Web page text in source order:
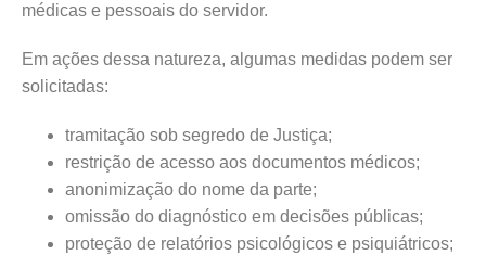
médicas e pessoais do servidor.
Em ações dessa natureza, algumas medidas podem ser
solicitadas:
tramitação sob segredo de Justiça;
restrição de acesso aos documentos médicos;
anonimização do nome da parte;
omissão do diagnóstico em decisões públicas;
proteção de relatórios psicológicos e psiquiátricos;